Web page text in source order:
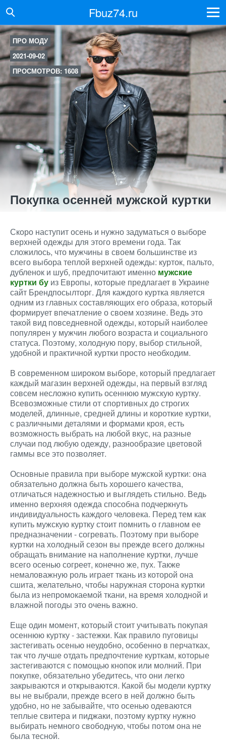
Fbuz74.ru
ПРО МОДУ
2021-09-02
ПРОСМОТРОВ: 1608
Покупка осенней мужской куртки
Скоро наступит осень и нужно задуматься о выборе
верхней одежды для этого времени года. Так
сложилось, что мужчины в своем большинстве из
всего выбора теплой верхней одежды: курток, пальто,
дубленок и шуб, предпочитают именно мужские
куртки бу из Европы, которые предлагает в Украине
сайт Брендпосылторг. Для каждого куртка является
одним из главных составляющих его образа, который
формирует впечатление о своем хозяине. Ведь это
такой вид повседневной одежды, который наиболее
популярен у мужчин любого возраста и социального
статуса. Поэтому, холодную пору, выбор стильной,
удобной и практичной куртки просто необходим.
В современном широком выборе, который предлагает
каждый магазин верхней одежды, на первый взгляд
совсем несложно купить осеннюю мужскую куртку.
Всевозможные стили от спортивных до строгих
моделей, длинные, средней длины и короткие куртки,
с различными деталями и формами кроя, есть
возможность выбрать на любой вкус, на разные
случаи под любую одежду, разнообразие цветовой
гаммы все это позволяет.
Основные правила при выборе мужской куртки: она
обязательно должна быть хорошего качества,
отличаться надежностью и выглядеть стильно. Ведь
именно верхняя одежда способна подчеркнуть
индивидуальность каждого человека. Перед тем как
купить мужскую куртку стоит помнить о главном ее
предназначении - согревать. Поэтому при выборе
куртки на холодный сезон вы прежде всего должны
обращать внимание на наполнение куртки, лучше
всего осенью согреет, конечно же, пух. Также
немаловажную роль играет ткань из которой она
сшита, желательно, чтобы наружная сторона куртки
была из непромокаемой ткани, на время холодной и
влажной погоды это очень важно.
Еще один момент, который стоит учитывать покупая
осеннюю куртку - застежки. Как правило пуговицы
застегивать осенью неудобно, особенно в перчатках,
так что лучше отдать предпочтение курткам, которые
застегиваются с помощью кнопок или молний. При
покупке, обязательно убедитесь, что они легко
закрываются и открываются. Какой бы модели куртку
вы не выбрали, прежде всего в ней должно быть
удобно, но не забывайте, что осенью одеваются
теплые свитера и пиджаки, поэтому куртку нужно
выбирать немного свободную, чтобы потом она не
была тесной.